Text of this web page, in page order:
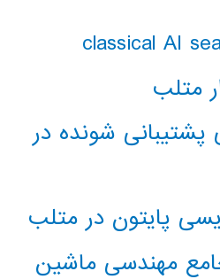
متلب
شونده در
پایتون در متلب
مهندسی ماشین